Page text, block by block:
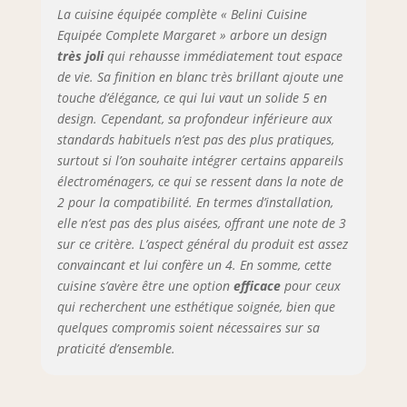
– Les tiroirs
métalliques
modernes de la
gamme Nexus en
finition graphite,
dotés de la
technologie Soft-
Close, assurent
une fermeture
douce et
silencieuse.
Complétés par des
charnières Soft-
Close et des vérins
à gaz pour portes
et abattants.
Testés jusqu’à 60
La cuisine équipée complète « Belini Cuisine
Equipée Complete Margaret » arbore un design
très joliqui rehausse immédiatement tout espace
de vie. Sa finition en blanc très brillant ajoute une
touche d’élégance, ce qui lui vaut un solide 5 en
design. Cependant, sa profondeur inférieure aux
standards habituels n’est pas des plus pratiques,
surtout si l’on souhaite intégrer certains appareils
électroménagers, ce qui se ressent dans la note de
2 pour la compatibilité. En termes d’installation,
elle n’est pas des plus aisées, offrant une note de 3
sur ce critère. L’aspect général du produit est assez
convaincant et lui confère un 4. En somme, cette
cuisine s’avère être une option efficacepour ceux
qui recherchent une esthétique soignée, bien que
quelques compromis soient nécessaires sur sa
praticité d’ensemble.